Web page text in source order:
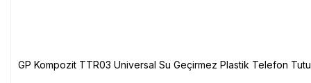
GP Kompozit TTR03 Universal Su Geçirmez Plastik Telefon